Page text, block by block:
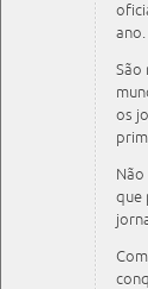
ano.
​São
os
que